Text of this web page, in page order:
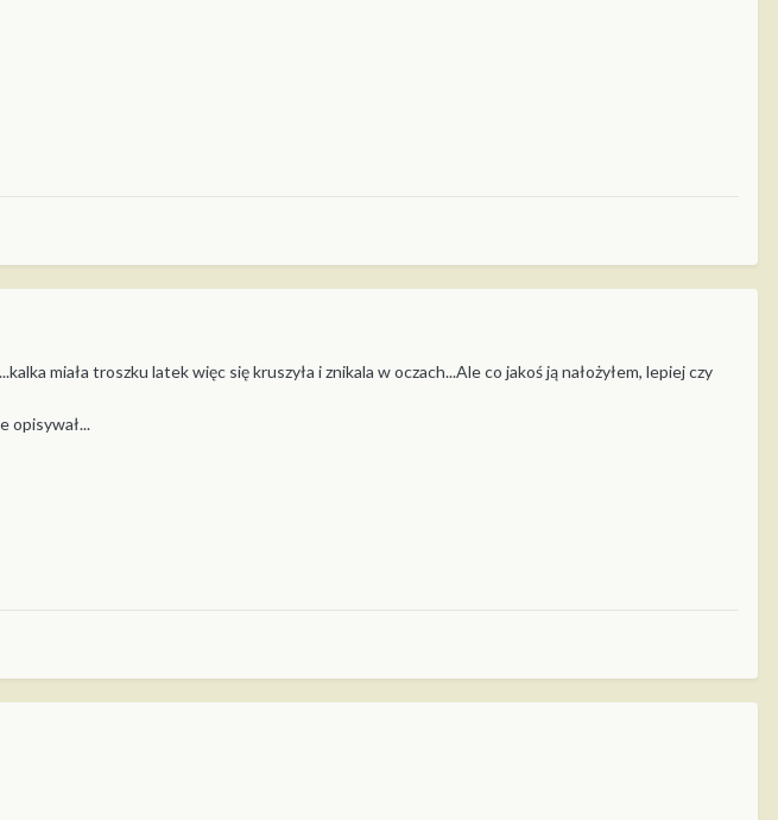
miała troszku latek więc się kruszyła i znikala w oczach...Ale co jakoś ją nałożyłem, lepiej czy
opisywał...